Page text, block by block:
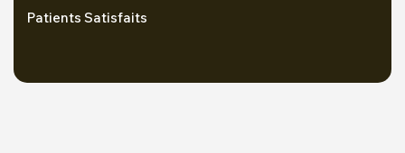
Patients Satisfaits